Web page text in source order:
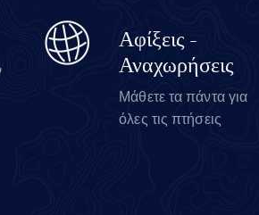
Αφίξεις -
Αναχωρήσεις
Μάθετε τα πάντα για
όλες τις πτήσεις